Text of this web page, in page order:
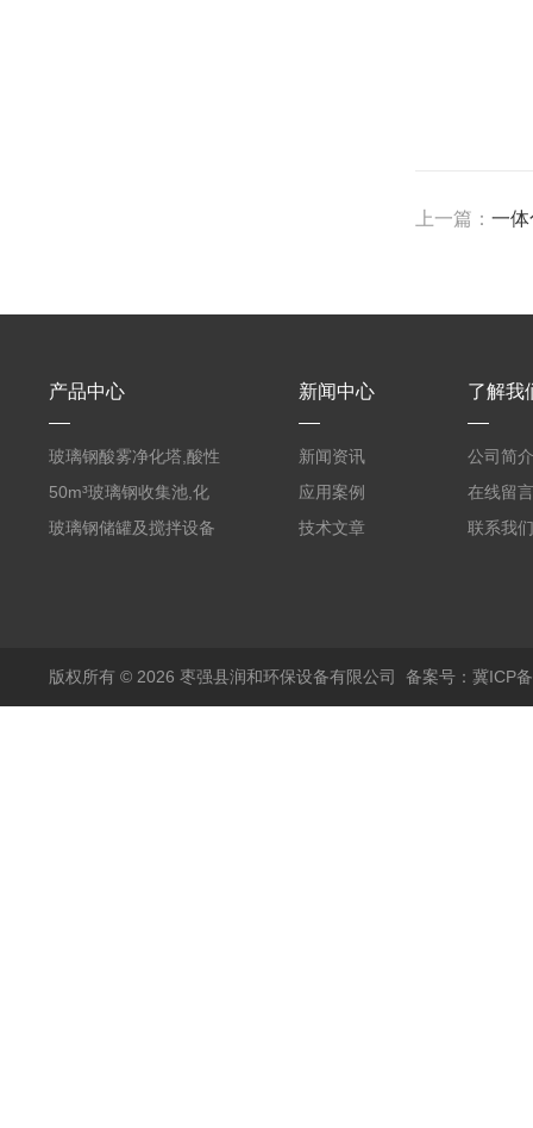
上一篇：一
产品中心
玻璃钢酸雾净化塔,酸性
废气洗涤塔处理工艺
50m³玻璃钢收集池,化
粪罐
玻璃钢储罐及搅拌设备
新闻中心
新闻资讯
应用案例
技术文章
了解我
公司简介
在线留言
联系我们
版权所有 © 2026 枣强县润和环保设备有限公司 备案号：冀ICP